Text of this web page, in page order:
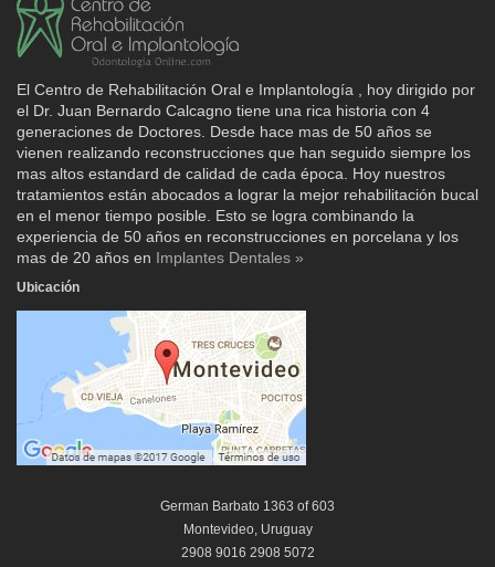
El Centro de Rehabilitación Oral e Implantología , hoy dirigido por
el Dr. Juan Bernardo Calcagno tiene una rica historia con 4
generaciones de Doctores. Desde hace mas de 50 años se
vienen realizando reconstrucciones que han seguido siempre los
mas altos estandard de calidad de cada época. Hoy nuestros
tratamientos están abocados a lograr la mejor rehabilitación bucal
en el menor tiempo posible. Esto se logra combinando la
experiencia de 50 años en reconstrucciones en porcelana y los
mas de 20 años en Implantes Dentales »
Ubicación
German Barbato 1363 of 603
Montevideo, Uruguay
2908 9016 2908 5072